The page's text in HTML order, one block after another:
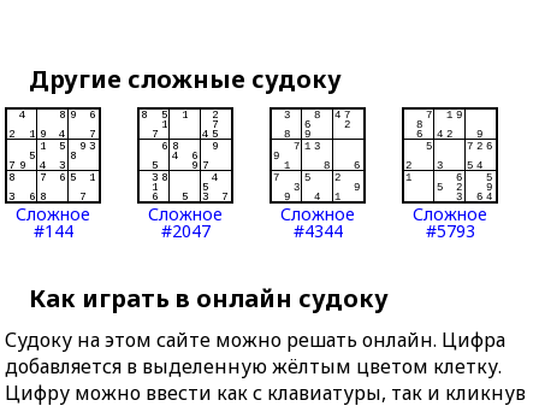
Другие сложные судоку
Сложное
#144
Сложное
#2047
Сложное
#4344
Сложное
#5793
Как играть в онлайн судоку
Судоку на этом сайте можно решать онлайн. Цифра
добавляется в выделенную жёлтым цветом клетку.
Цифру можно ввести как с клавиатуры, так и кликнув